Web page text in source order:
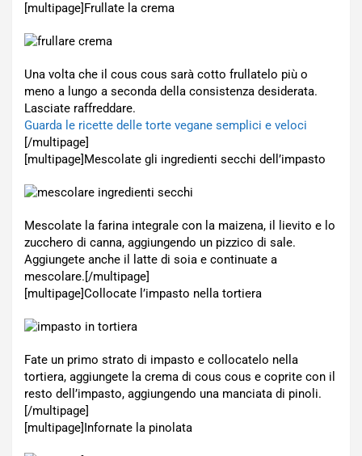
[multipage]Frullate la crema
Una volta che il cous cous sarà cotto frullatelo più o
meno a lungo a seconda della consistenza desiderata.
Lasciate raffreddare.
Guarda le ricette delle torte vegane semplici e veloci
[/multipage]
[multipage]Mescolate gli ingredienti secchi dell’impasto
Mescolate la farina integrale con la maizena, il lievito e lo
zucchero di canna, aggiungendo un pizzico di sale.
Aggiungete anche il latte di soia e continuate a
mescolare.[/multipage]
[multipage]Collocate l’impasto nella tortiera
Fate un primo strato di impasto e collocatelo nella
tortiera, aggiungete la crema di cous cous e coprite con il
resto dell’impasto, aggiungendo una manciata di pinoli.
[/multipage]
[multipage]Infornate la pinolata